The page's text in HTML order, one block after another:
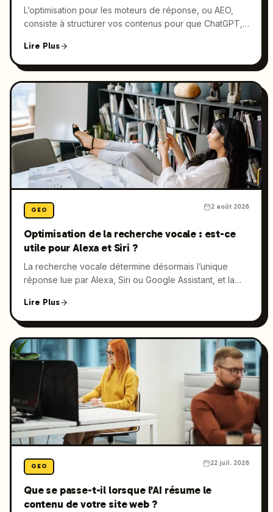
L’optimisation pour les moteurs de réponse, ou AEO,
consiste à structurer vos contenus pour que ChatGPT,
directement. Découvrez ce qui distingue l’AEO du SEO
et du GEO, ainsi que la structure éditoriale qui permet
Lire Plus
GEO 2 août 2026
Optimisation de la recherche vocale : est-ce
utile pour Alexa et Siri ?
La recherche vocale détermine désormais l’unique
réponse lue par Alexa, Siri ou Google Assistant, et la
comment les assistants vocaux sélectionnent leurs
sources et ce qui permet réellement d’être retenu.
Lire Plus
GEO 22 juil. 2026
Que se passe-t-il lorsque l’AI résume le
contenu de votre site web ?